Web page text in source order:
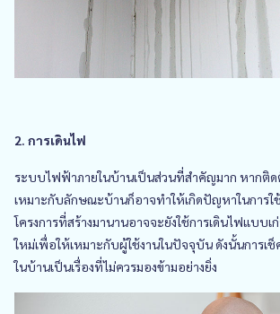
2. การเดินไฟ
ระบบไฟฟ้าภายในบ้านเป็นส่วนที่สำคัญมาก หากติ
เหมาะกับลักษณะบ้านก็อาจทำให้เกิดปัญหาในการใ
โครงการที่สร้างมานานอาจจะยังใช้การเดินไฟแบบเ
ใหม่เพื่อให้เหมาะกับผู้ใช้งานในปัจจุบัน ดังนั้นการเ
ในบ้านเป็นเรื่องที่ไม่ควรมองข้ามอย่างยิ่ง